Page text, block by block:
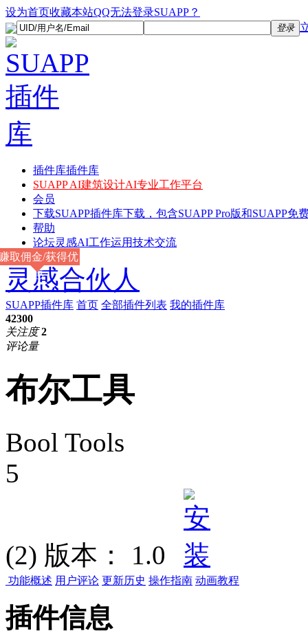
设为首页收藏本站QQ无法登录SUAPP？
登录
插件库插件库
SUAPP AI建筑设计AI专业工作平台
会员
下载SUAPP插件库下载，包含SUAPP Pro版和SUAPP免
帮助
论坛灵感AI工作运用技术交流
灵感合伙人
取佣金/获得优
惠
SUAPP插件库 首页 全部插件列表 我的插件库
42300
关注度 2
评论量
布尔工具
Bool Tools
5
(2) 版本： 1.0
功能概述 用户评论 更新历史 操作指南 动画教程
插件信息